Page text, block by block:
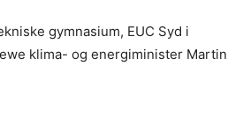
gymnasium, EUC Syd i
klima- og energiminister Martin